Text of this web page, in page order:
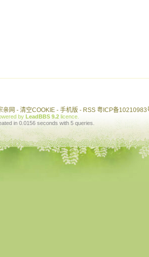
亲网 - 清空COOKIE- 手机版 - RSS粤ICP备10210983
by LeadBBS 9.2 licence
in 0.0156 seconds with 5 queries.